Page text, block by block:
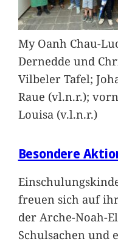
My Oanh Chau-
Dernedde und
Vilbeler Tafel;
Raue (vl.n.r.);
Louisa (v.l.n.r.)
Besondere
freuen sich auf
der Arche-Noah-
Schulsachen und